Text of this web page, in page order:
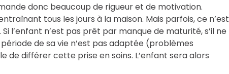
donc beaucoup de rigueur et de motivation.
tous les jours à la maison. Mais parfois, ce n’est
n’est pas prêt par manque de maturité, s’il ne
de sa vie n’est pas adaptée (problèmes
de différer cette prise en soins. L’enfant sera alors